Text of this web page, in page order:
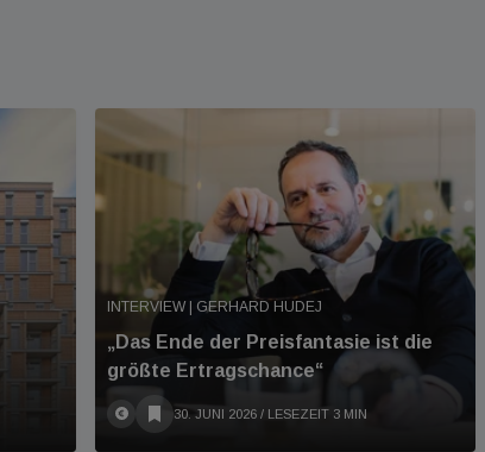
INTERVIEW | GERHARD HUDEJ
„Das Ende der Preisfantasie ist die
größte Ertragschance“
30. JUNI 2026 / LESEZEIT 3 MIN